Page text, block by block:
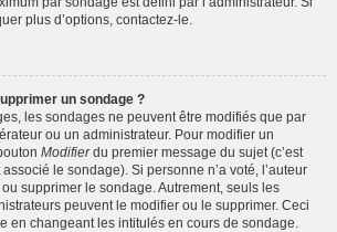
plus d’options, contactez-le.
un sondage ?
les sondages ne peuvent être modifiés que par
ou un administrateur. Pour modifier un
Modifierdu premier message du sujet (c’est
le sondage). Si personne n’a voté, l’auteur
supprimer le sondage. Autrement, seuls les
peuvent le modifier ou le supprimer. Ceci
en changeant les intitulés en cours de sondage.